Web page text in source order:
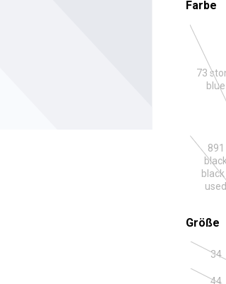
Farbe
73
blue
891
black
black
used
Größe
34
44